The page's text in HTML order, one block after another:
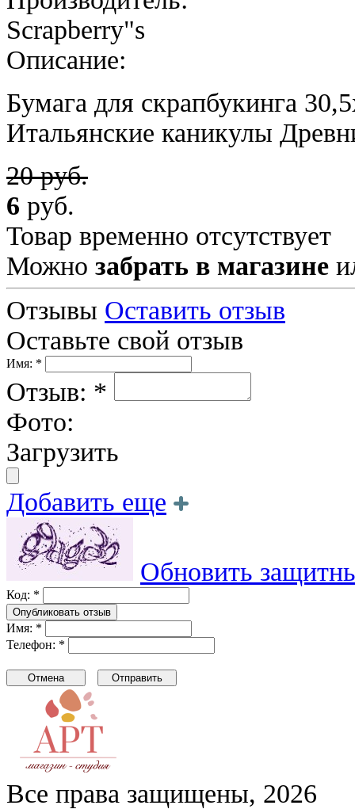
Scrapberry"s
Описание:
Бумага для скрапбукинга
Итальянские каникулы
20 руб.
6 руб.
Товар временно отсутствует
Можно забрать в магазине
Отзывы Оставить отзыв
Оставьте свой отзыв
Имя: *
Отзыв: *
Фото:
Загрузить
Добавить еще
Обновить
Код: *
Имя: *
Телефон: *
Все права защищены, 2026